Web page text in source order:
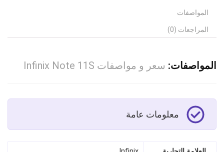
المواصفات
المراجعات (0)
المواصفات: سعر و مواصفات Infinix Note 11S
معلومات عامة